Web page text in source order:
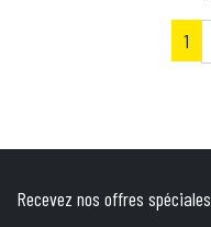
1
Recevez nos offres spéciales